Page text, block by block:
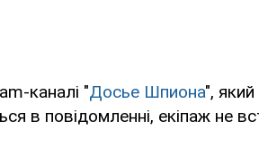
каналі "Досье Шпиона", який
в повідомленні, екіпаж не